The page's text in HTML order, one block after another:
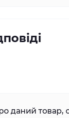
даний товар,